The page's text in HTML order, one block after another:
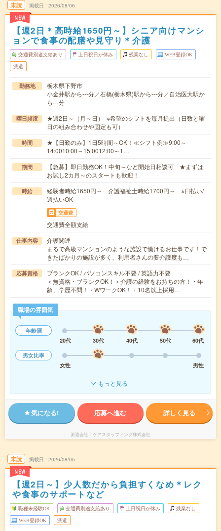
未読
NEW
掲載日 2026/08/06
【週2日＊高時給1650円～】シニア向けマンシ
ョンで食事の配膳や見守り＊介護
交通費別途支給あり 土日祝日が休み 残業なし WEB登録OK
派遣
勤務地
栃木県下野市
小金井駅から---分／石橋(栃木県)駅から---分／自治医大駅か
ら---分
曜日頻度
★週2日～（月～日） ※希望のシフトを毎月提出（日数と曜
日の組み合わせや固定も可）
時間
★【日勤のみ】1日5時間～OK！≪シフト例≫9:00～
14:0010:00～15:0012:00～1…
期間
【急募】即日勤務OK！中旬～など開始日相談可 ★まずは
お試し2カ月～のスタートも歓迎！
時給
経験者時給1650円～ 介護福祉士時給1700円～ ※日払い/
週払いOK
交通費
交通費全額支給
仕事内容
介護関連
まるで高級マンションのような施設で働けるお仕事です！で
きたばかりの施設が多く、利用者さんの要介護度も…
応募資格
ブランクOK / パソコンスキル不要 / 英語力不要
＜無資格・ブランクOK！＞介護の経験をお持ちの方！・年
齢、学歴不問！・WワークOK！・10名以上採用…
職場の雰囲気
年齢層
20代
30代 40代 50代
60代
男女比率
女性
男性
もっと見る
気になる! 応募へ進む 詳しく見る
派遣会社 ケアスタッフィング株式会社
未読
NEW
掲載日 2026/08/05
【週2日～】少人数だから負担すくなめ＊レク
や食事のサポートなど
職種未経験OK 交通費別途支給あり 土日祝日が休み 残業なし
WEB登録OK 派遣